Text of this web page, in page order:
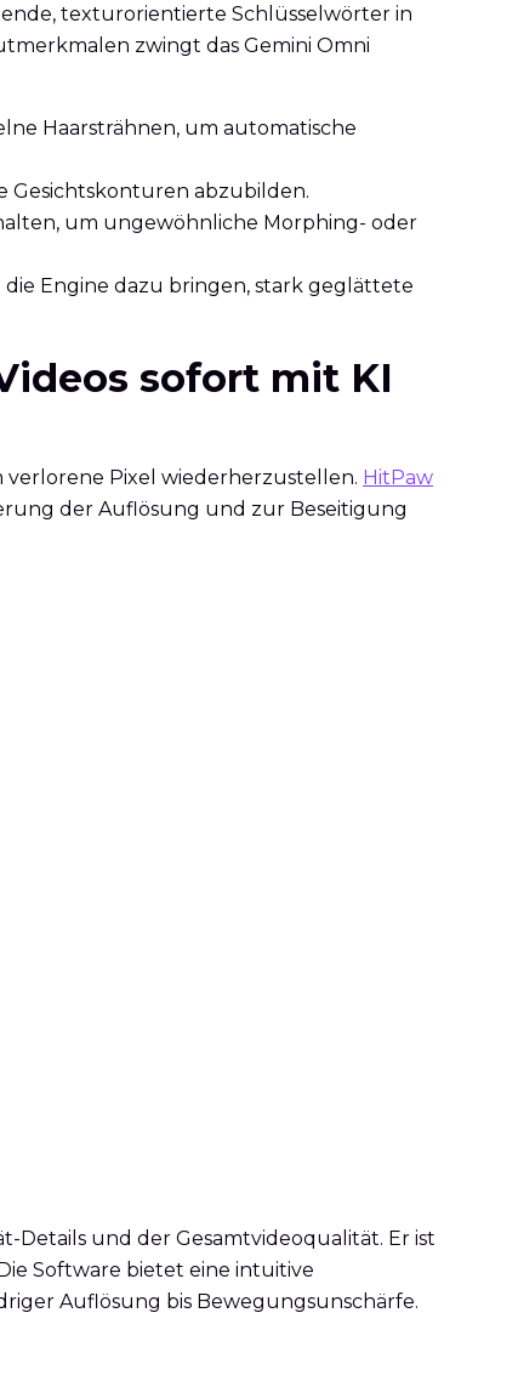
texturorientierte Schlüsselwörter in
zwingt das Gemini Omni
Haarsträhnen, um automatische
Gesichtskonturen abzubilden.
um ungewöhnliche Morphing- oder
die Engine dazu bringen, stark geglättete
sofort mit KI
verlorene Pixel wiederherzustellen. HitPaw
der Auflösung und zur Beseitigung
Details und der Gesamtvideoqualität. Er ist
Software bietet eine intuitive
Auflösung bis Bewegungsunschärfe.